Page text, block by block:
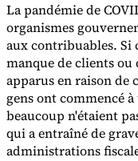
La pandémie de
organismes
aux contribuables. Si
manque de clients
apparus en raison de
gens ont commencé
beaucoup n'étaient
qui a entraîné de
administrations